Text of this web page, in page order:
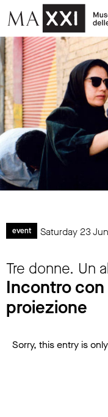
event Saturday 23
Tre donne. Un
Incontro
proiezione
Sorry, this entry is